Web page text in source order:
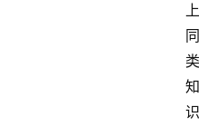
上
同
类
知
识